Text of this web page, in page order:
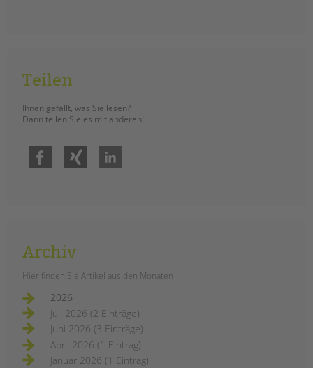
Teilen
Ihnen gefällt, was Sie lesen?
Dann teilen Sie es mit anderen!
Facebook
Archiv
Hier finden Sie Artikel aus den Monaten
2026
Juli 2026 (2 Einträge)
Juni 2026 (3 Einträge)
April 2026 (1 Eintrag)
Januar 2026 (1 Eintrag)